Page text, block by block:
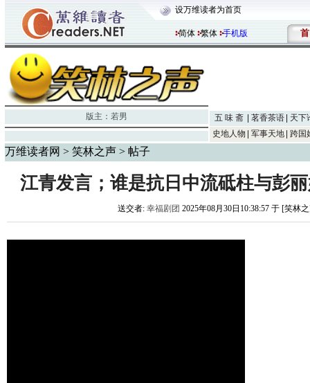
设万维读者为首页
简体 繁体 手机版 首
版主： 若男 五 味 斋 茗香茶语
天下
史地人物
军事天地 跨国
万维读者网 > 笑林之声 > 帖子
江青发言；谁是抗日中流砥柱与彭
送交者: 幸福剧团 2025年08月30日10:38:57 于 [笑林